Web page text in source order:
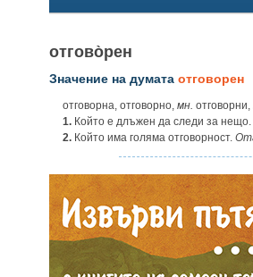
отгово̀рен
Значение на думата отговорен
отговорна, отговорно, мн. отговорни,
1. Който е длъжен да следи за нещо.
2. Който има голяма отговорност.